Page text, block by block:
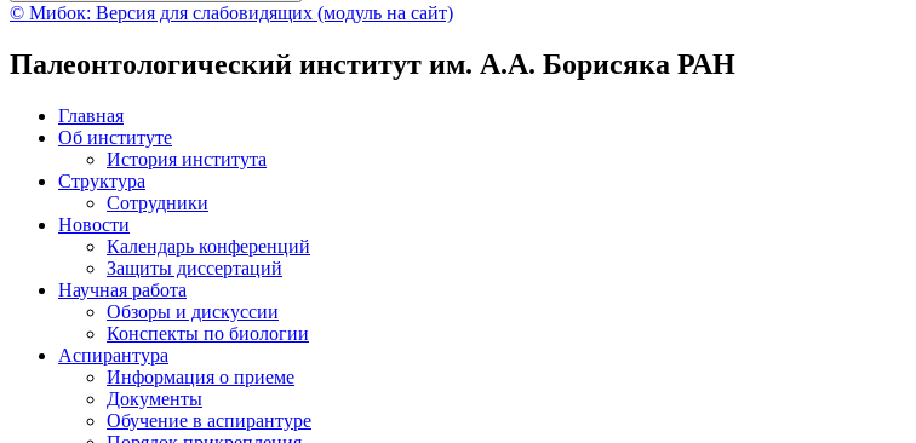
© Мибок: Версия для слабовидящих (модуль на сайт)
Палеонтологический институт им. А.А. Борисяка РАН
Главная
Об институте
История института
Структура
Сотрудники
Новости
Календарь конференций
Защиты диссертаций
Научная работа
Обзоры и дискуссии
Конспекты по биологии
Аспирантура
Информация о приеме
Документы
Обучение в аспирантуре